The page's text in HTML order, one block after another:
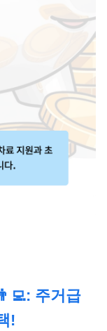
주거급
!